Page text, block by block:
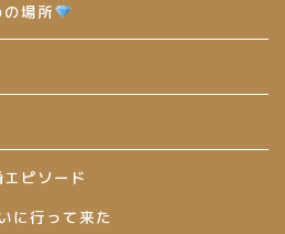
場所
ピソード
に行って来た